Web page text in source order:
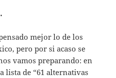
mejor lo de los
pero por si acaso se
vamos preparando: en
lista de “61 alternativas